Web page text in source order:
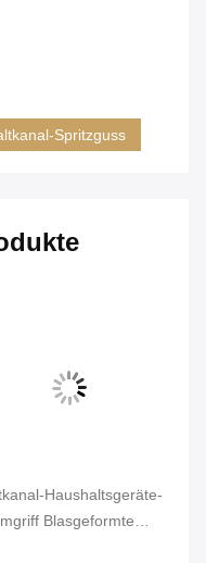
Spritzguss
Haushaltsgeräte-
Blasgeformte